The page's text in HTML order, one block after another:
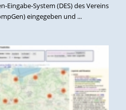
Eingabe-System (DES) des Vereins
eingegeben und ...